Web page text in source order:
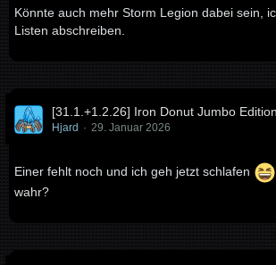
Könnte auch mehr Storm Legion dabei sein,
Listen abschreiben.
[31.1.+1.2.26] Iron Donut Jumbo
Hjard 29. Januar 2026
Einer fehlt noch und ich geh jetzt schlafen
wahr?